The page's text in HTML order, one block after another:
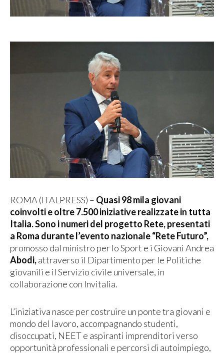
ROMA (ITALPRESS) – Quasi 98 mila giovani
coinvolti e oltre 7.500 iniziative realizzate in tutta
Italia. Sono i numeri del progetto Rete, presentati
a Roma durante l’evento nazionale “Rete Futuro”,
promosso dal ministro per lo Sport e i Giovani Andrea
Abodi,attraverso il Dipartimento per le Politiche
giovanili e il Servizio civile universale, in
collaborazione con Invitalia.
L’iniziativa nasce per costruire un ponte tra giovani e
mondo del lavoro, accompagnando studenti,
disoccupati, NEET e aspiranti imprenditori verso
opportunità professionali e percorsi di autoimpiego,